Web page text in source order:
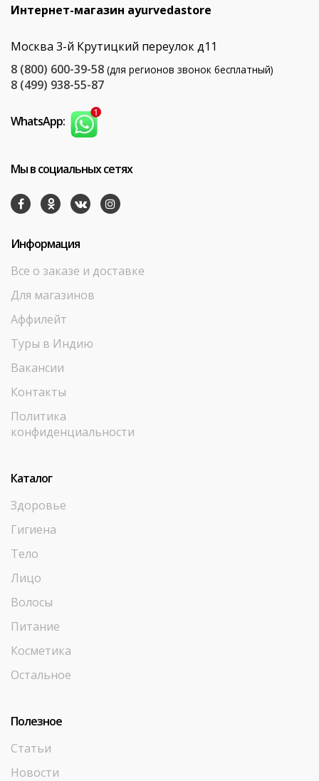
Интернет-магазин ayurvedastore
Москва 3-й Крутицкий переулок д11
8 (800) 600-39-58 (для регионов звонок бесплатный)
8 (499) 938-55-87
WhatsApp:
Мы в социальных сетях
Информация
Все о заказе и доставке
Для магазинов
Аффилейт
Туры в Индию
Вакансии
Контакты
Политика
конфиденциальности
Каталог
Здоровье
Гигиена
Тело
Лицо
Волосы
Питание
Косметика
Остальное
Полезное
Статьи
Новости